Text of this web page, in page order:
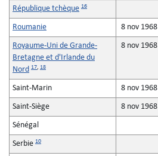
République tchèque 16
Roumanie 8 nov 1968
Royaume-Uni de Grande-
Bretagne et d'Irlande du
Nord 17, 18
8 nov 1968
Saint-Marin 8 nov 1968
Saint-Siège 8 nov 1968
Sénégal
Serbie 10